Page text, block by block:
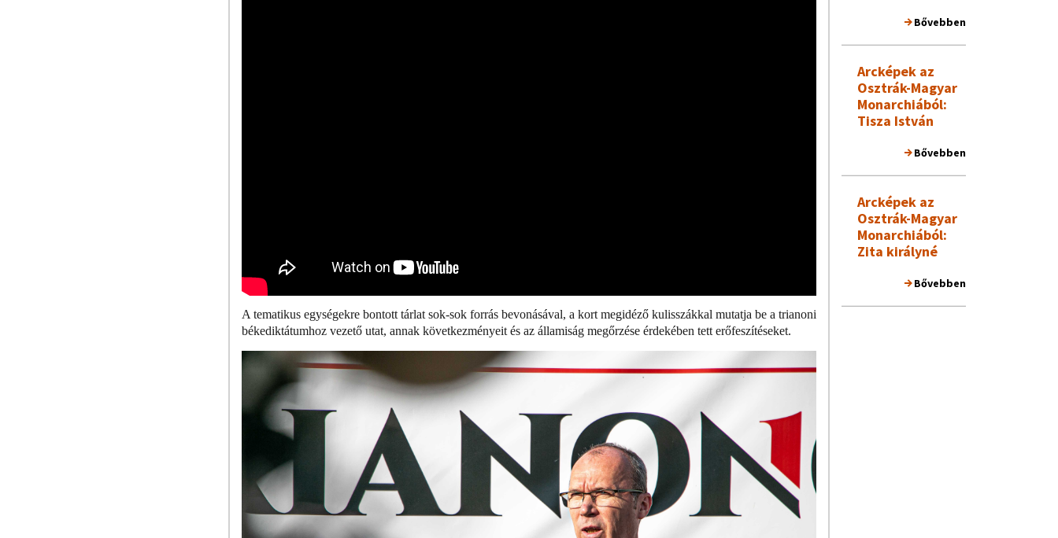
A tematikus egységekre bontott tárlat sok-sok forrás bevonásával, a kort megidéző kulisszákkal mutatja be a trianoni
békediktátumhoz vezető utat, annak következményeit és az államiság megőrzése érdekében tett erőfeszítéseket.
Bővebben
Arcképek az
Osztrák-Magyar
Monarchiából:
Tisza István
Bővebben
Arcképek az
Osztrák-Magyar
Monarchiából:
Zita királyné
Bővebben